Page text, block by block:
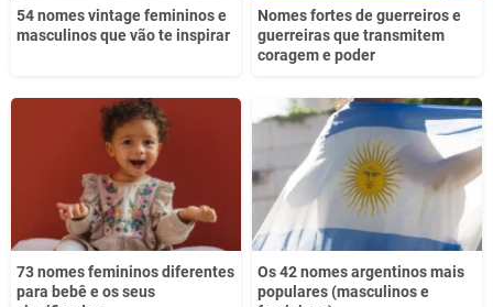
54 nomes vintage femininos e
masculinos que vão te inspirar
Nomes fortes de guerreiros e
guerreiras que transmitem
coragem e poder
73 nomes femininos diferentes
para bebê e os seus
Os 42 nomes argentinos mais
populares (masculinos e